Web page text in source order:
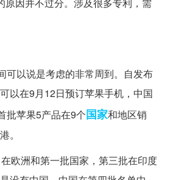
原因并不过分。涉及很多专利，需
可以说是考虑的非常周到。自发布
以在9月12日预订苹果手机，中国
批苹果5产品在9个国家和地区销
。
欧洲和第一批国家，第三批在印度